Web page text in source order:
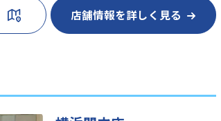
店舗情報を詳しく見る